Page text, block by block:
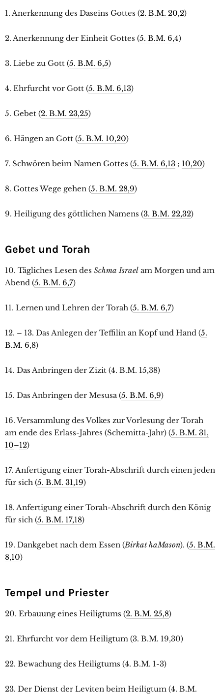
1. Anerkennung des Daseins Gottes (2. B.M. 20,2)
2. Anerkennung der Einheit Gottes (5. B.M. 6,4)
3. Liebe zu Gott (5. B.M. 6,5)
4. Ehrfurcht vor Gott (5. B.M. 6,13)
5. Gebet (2. B.M. 23,25)
6. Hängen an Gott (5. B.M. 10,20)
7. Schwören beim Namen Gottes (5. B.M. 6,13 ; 10,20)
8. Gottes Wege gehen (5. B.M. 28,9)
9. Heiligung des göttlichen Namens (3. B.M. 22,32)
Gebet und Torah
10. Tägliches Lesen des Schma Israel am Morgen und am
Abend (5. B.M. 6,7)
11. Lernen und Lehren der Torah (5. B.M. 6,7)
12. – 13. Das Anlegen der Teffilin an Kopf und Hand (5.
B.M. 6,8)
14. Das Anbringen der Zizit (4. B.M. 15,38)
15. Das Anbringen der Mesusa (5. B.M. 6,9)
16. Versammlung des Volkes zur Vorlesung der Torah
am ende des Erlass-Jahres (Schemitta-Jahr) (5. B.M. 31,
10–12)
17. Anfertigung einer Torah-Abschrift durch einen jeden
für sich (5. B.M. 31,19)
18. Anfertigung einer Torah-Abschrift durch den König
für sich (5. B.M. 17,18)
19. Dankgebet nach dem Essen (Birkat haMason). (5. B.M.
8,10)
Tempel und Priester
20. Erbauung eines Heiligtums (2. B.M. 25,8)
21. Ehrfurcht vor dem Heiligtum (3. B.M. 19,30)
22. Bewachung des Heiligtums (4. B.M. 1-3)
23. Der Dienst der Leviten beim Heiligtum (4. B.M.